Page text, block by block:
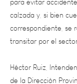
correspondiente,
transitar por el
Héctor Ruiz,
de la Dirección